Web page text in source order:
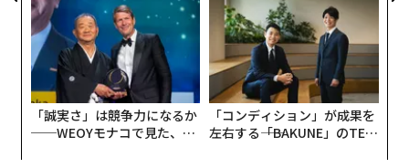
あります。その理由のひとつが、手頃な価格です」
ライスがこう述べるように、イケアのレストランで提供
される8個入りのプラントボールは、従来のミートボー
ルよりも100円安く499円で販売される。また、現在世界
中のイケアで年間10億個販売されているミートボールの
製造過程で発生される温室効果ガスの約4％しか、プラ
ェルスナビ×PwC】
「誠実さ」は競争力になるか
──WEOYモナコで見た、く
「コンディション」が成果を
左右する――「BAKUNE」のTEN